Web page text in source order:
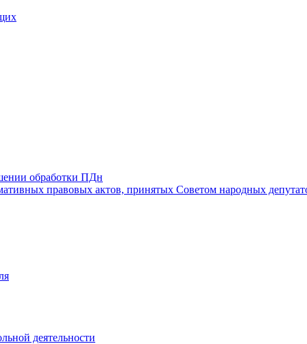
обработки ПДн
правовых актов, принятых Советом народных
деятельности